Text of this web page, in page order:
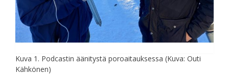
Kuva 1. Podcastin äänitystä poroaitauksessa (Kuva: Outi
Kähkönen)